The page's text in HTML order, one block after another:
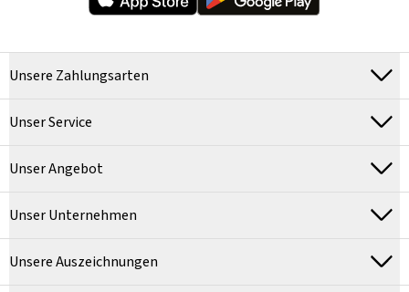
Unsere Zahlungsarten
Unser Service
Unser Angebot
Unser Unternehmen
Unsere Auszeichnungen